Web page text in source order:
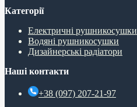
Категорії
Електричні рушникосушки
Водяні рушникосушки
Дизайнерські радіатори
Наші контакти
+38 (097) 207-21-97